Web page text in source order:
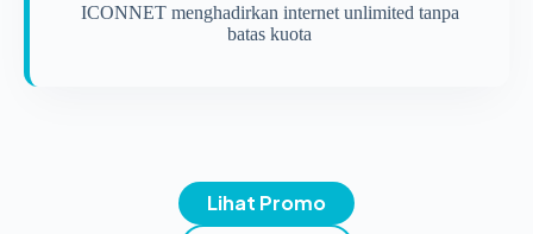
ICONNET menghadirkan internet unlimited tanpa
batas kuota
Lihat Promo